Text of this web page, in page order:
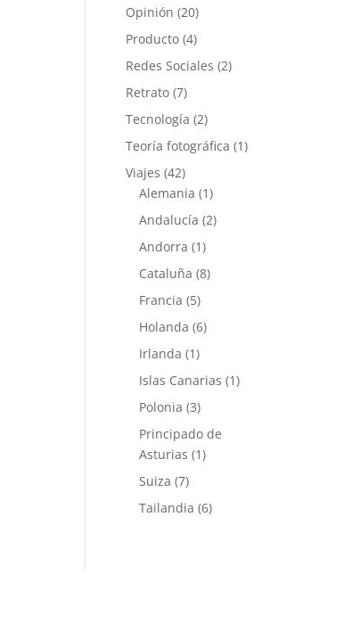
Opinión (20)
Producto (4)
Redes Sociales (2)
Retrato (7)
Tecnología (2)
Teoría fotográfica (1)
Viajes (42)
Alemania (1)
Andalucía (2)
Andorra (1)
Cataluña (8)
Francia (5)
Holanda (6)
Irlanda (1)
Islas Canarias (1)
Polonia (3)
Principado de
Asturias (1)
Suiza (7)
Tailandia (6)